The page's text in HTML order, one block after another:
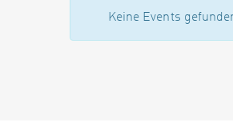
Keine Events